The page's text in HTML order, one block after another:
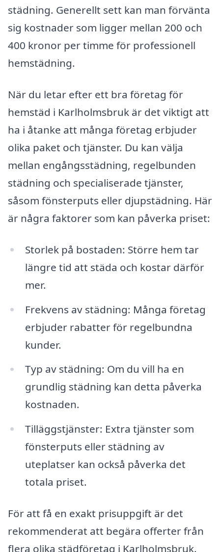
städning. Generellt sett kan man förvänta
sig kostnader som ligger mellan 200 och
400 kronor per timme för professionell
hemstädning.
När du letar efter ett bra företag för
hemstäd i Karlholmsbruk är det viktigt att
ha i åtanke att många företag erbjuder
olika paket och tjänster. Du kan välja
mellan engångsstädning, regelbunden
städning och specialiserade tjänster,
såsom fönsterputs eller djupstädning. Här
är några faktorer som kan påverka priset:
Storlek på bostaden: Större hem tar
längre tid att städa och kostar därför
mer.
Frekvens av städning: Många företag
erbjuder rabatter för regelbundna
kunder.
Typ av städning: Om du vill ha en
grundlig städning kan detta påverka
kostnaden.
Tilläggstjänster: Extra tjänster som
fönsterputs eller städning av
uteplatser kan också påverka det
totala priset.
För att få en exakt prisuppgift är det
rekommenderat att begära offerter från
flera olika städföretag i Karlholmsbruk.